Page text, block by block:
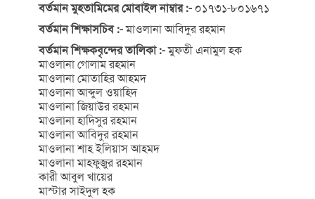
বর্তমান মুহতামিমের মোবাইল নাম্বার :- ০১৭৩১-৮০১৬৭১
বর্তমান শিক্ষাসচিব :-মাওলানা আবিদুর রহমান
বর্তমান শিক্ষকবৃন্দের তালিকা :-মুফতী এনামুল হক
মাওলানা গোলাম রহমান
মাওলানা মোতাহির আহমদ
মাওলানা আব্দুল ওয়াহিদ
মাওলানা জিয়াউর রহমান
মাওলানা হাদিসুর রহমান
মাওলানা আবিদুর রহমান
মাওলানা শাহ ইলিয়াস আহমদ
মাওলানা মাহফুজুর রহমান
কারী আবুল খায়ের
মাস্টার সাইদুল হক